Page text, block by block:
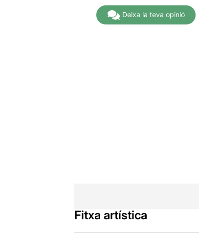
Deixa la teva opinió
Fitxa artística